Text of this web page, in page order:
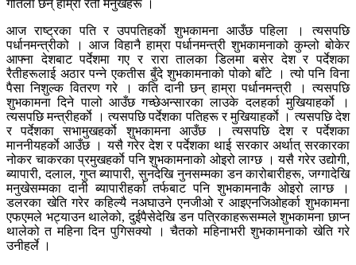
गतिला छन् हाम्रा रैती मनुखेहरू ।
आज राष्ट्रका पति र उपपतिहर्काे शुभकामना आउँछ पहिला । त्यसपछि
पर्धानमन्त्रीको । आज विहानै हाम्रा पर्धानमन्त्री शुभकामनाको कुम्लो बोकेर
आफ्ना देशबाट पर्देशमा गए र रारा तालका डिलमा बसेर देश र पर्देशका
रैतीहरूलाई अठार पन्ने एकतीस बुँदे शुभकामनाको पोको बाँटे । त्यो पनि विना
पैसा निशुल्क वितरण गरे । कति दानी छन् हाम्रा पर्धानमन्त्री । त्यसपछि
शुभकामना दिने पालो आउँछ गच्छेअन्सारका लाउके दलहर्का मुखियाहर्काे ।
त्यसपछि मन्त्रीहर्काे । त्यसपछि पर्देशका पतिहरू र मुखियाहर्काे । त्यसपछि देश
र पर्देशका सभामुखहर्काे शुभकामना आउँछ । त्यसपछि देश र पर्देशका
माननीयहर्काे आउँछ । यसै गरेर देश र पर्देशका थाई सरकार अर्थात् सरकारका
नोकर चाकरका प्रमुखहर्काे पनि शुभकामनाको ओइरो लाग्छ । यसै गरेर उद्योगी,
ब्यापारी, दलाल, गुप्त ब्यापारी, सुनदेखि नुनसम्मका डन कारोबारीहरू, जग्गादेखि
मनुखेसम्मका दानी ब्यापारीहर्का तर्फबाट पनि शुभकामनाकै ओइरो लाग्छ ।
डलरका खेति गरेर कहिल्यै नअघाउने एनजीओ र आइएनजिओहर्का शुभकामना
एफएमले भट्याउन थालेको, दुईपैसेदेखि डन पत्रिकाहरूसम्मले शुभकामना छाप्न
थालेको त महिना दिन पुगिसक्यो । चैतको महिनाभरी शुभकामनाको खेति गरे
उनीहर्ले ।